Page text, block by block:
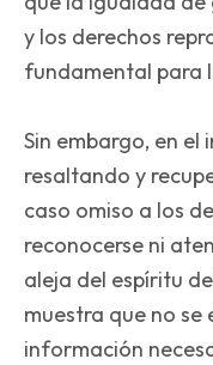
y los derechos
fundamental para
Sin embargo, en
resaltando y
caso omiso a los
reconocerse ni
aleja del espíritu
muestra que no
información